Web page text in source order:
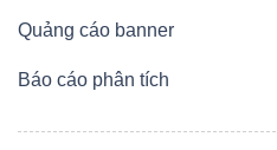
Quảng cáo banner
Báo cáo phân tích